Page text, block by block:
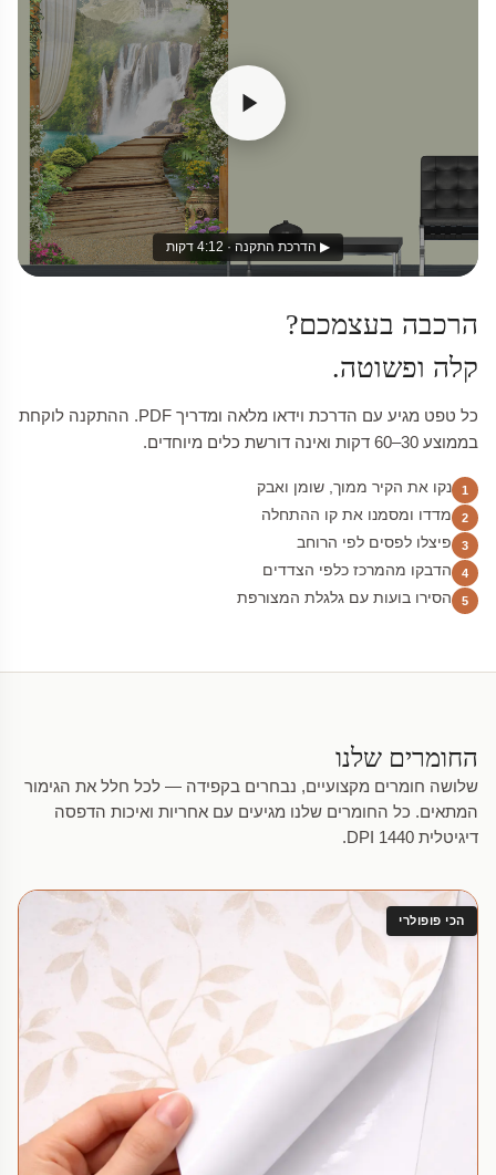
▶ הדרכת התקנה · 4:12 דקות
הרכבה בעצמכם?
קלה ופשוטה.
כל טפט מגיע עם הדרכת וידאו מלאה ומדריך PDF. ההתקנה לוקחת
בממוצע 30–60 דקות ואינה דורשת כלים מיוחדים.
1 נקו את הקיר ממוך, שומן ואבק
2 מדדו ומסמנו את קו ההתחלה
3 פיצלו לפסים לפי הרוחב
4 הדבקו מהמרכז כלפי הצדדים
5 הסירו בועות עם גלגלת המצורפת
החומרים שלנו
שלושה חומרים מקצועיים, נבחרים בקפידה — לכל חלל את הגימור
המתאים. כל החומרים שלנו מגיעים עם אחריות ואיכות הדפסה
דיגיטלית 1440 DPI.
הכי פופולרי